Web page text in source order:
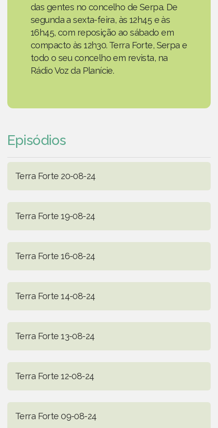
das gentes no concelho de Serpa. De
segunda a sexta-feira, às 12h45 e às
16h45, com reposição ao sábado em
compacto às 12h30. Terra Forte, Serpa e
todo o seu concelho em revista, na
Rádio Voz da Planície.
Episódios
Terra Forte 20-08-24
Terra Forte 19-08-24
Terra Forte 16-08-24
Terra Forte 14-08-24
Terra Forte 13-08-24
Terra Forte 12-08-24
Terra Forte 09-08-24